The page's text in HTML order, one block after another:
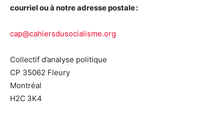
courriel ou à notre adresse postale :
cap@cahiersdusocialisme.org
Collectif d’analyse politique
CP 35062 Fleury
Montréal
H2C 3K4